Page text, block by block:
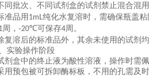
同批次、不同试剂盒的试剂禁止混合混
准品用 1mL纯化水复溶时，需确保瓶盖
周， -20℃可保存4周。
复溶后的标准品外，其余未使用的试剂
实验操作阶段
剂盒中的终止液为酸性溶液，操作时需
用预包被可拆卸酶标板，不用的孔需及